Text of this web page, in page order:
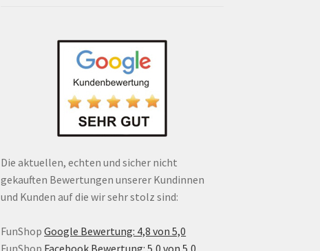
Die aktuellen, echten und sicher nicht
gekauften Bewertungen unserer Kundinnen
und Kunden auf die wir sehr stolz sind:
FunShop Google Bewertung: 4,8 von 5,0
FunShop Facebook Bewertung: 5,0 von 5,0